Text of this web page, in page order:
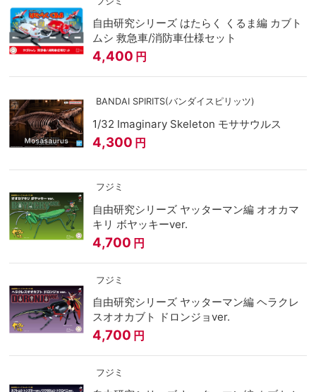
自由研究シリーズ はたらく くるま編 カブト
ムシ 救急車/消防車仕様セット
4,400 円
BANDAI SPIRITS(バンダイスピリッツ)
1/32 Imaginary Skeleton モササウルス
4,300 円
フジミ
自由研究シリーズ ヤッターマン編 オオカマ
キリ ボヤッキーver.
4,700 円
フジミ
自由研究シリーズ ヤッターマン編 ヘラクレ
スオオカブト ドロンジョver.
4,700 円
フジミ